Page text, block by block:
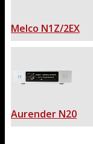
Melco N1Z/2EX
Aurender N20